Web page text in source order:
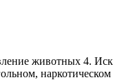
животных